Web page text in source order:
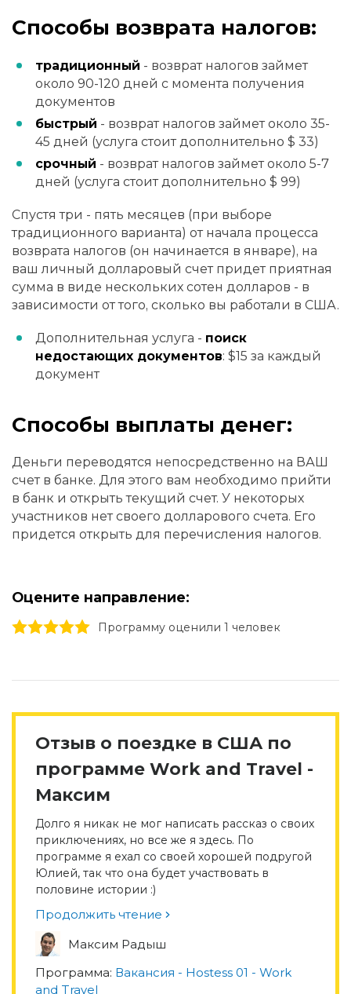
Способы возврата налогов:
традиционный - возврат налогов займет
около 90-120 дней с момента получения
документов
быстрый - возврат налогов займет около 35-
45 дней (услуга стоит дополнительно $ 33)
срочный - возврат налогов займет около 5-7
дней (услуга стоит дополнительно $ 99)
Спустя три - пять месяцев (при выборе
традиционного варианта) от начала процесса
возврата налогов (он начинается в январе), на
ваш личный долларовый счет придет приятная
сумма в виде нескольких сотен долларов - в
зависимости от того, сколько вы работали в США.
Дополнительная услуга - поиск
недостающих документов: $15 за каждый
документ
Способы выплаты денег:
Деньги переводятся непосредственно на ВАШ
счет в банке. Для этого вам необходимо прийти
в банк и открыть текущий счет. У некоторых
участников нет своего долларового счета. Его
придется открыть для перечисления налогов.
Оцените направление:
5 stars
4 stars
3 stars
2 stars
1 stars Программу оценили 1 человек
Отзыв о поездке в США по
программе Work and Travel -
Максим
Долго я никак не мог написать рассказ о своих
приключениях, но все же я здесь. По
программе я ехал со своей хорошей подругой
Юлией, так что она будет участвовать в
половине истории :)
Продолжить чтение
Максим Радыш
Программа: Вакансия - Hostess 01 - Work
and Travel